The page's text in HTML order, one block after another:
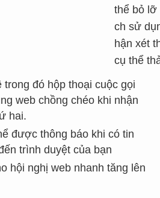
thể bỏ lỡ
ch sử
hận xét
cụ thể
trong đó hộp thoại cuộc gọi
web chồng chéo khi nhận
hai.
được thông báo khi có tin
trình duyệt của bạn
hội nghị web nhanh tăng lên